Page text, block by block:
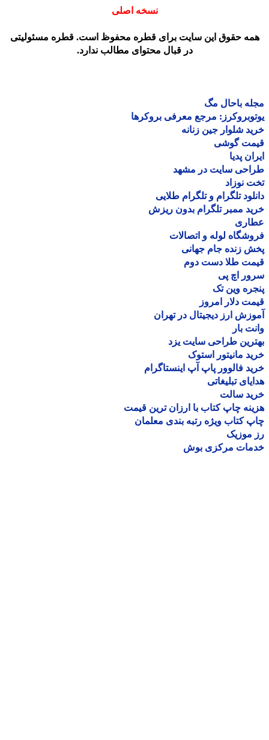
نسخه اصلی
حقوق این سایت برای قطره محفوظ است. قطره مسئولیتی
در قبال محتوای مطالب ندارد.
باحال مگ
مرجع معرفی بروکرها
شلوار جین زنانه
گوشی
پدیا
سایت در مشهد
نوزاد
تلگرام و تلگرام طلایی
ممبر تلگرام بدون ریزش
لوله و اتصالات
زنده جام جهانی
طلا دست دوم
اچ پی
وین تک
دلار امروز
ارز دیجیتال در تهران
بار
طراحی سایت یزد
مانیتور استوک
فالوور پاپ آپ اینستاگرام
تبلیغاتی
سالت
چاپ کتاب با ارزان ترین قیمت
کتاب ویژه رتبه بندی معلمان
موزیک
مرکزی بوش